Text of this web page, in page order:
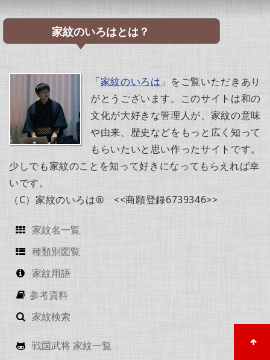
家紋のいろはとは？
「家紋のいろは 」をご覧いただきあり
がとうございます。このサイトは和の
文化が大好きな管理人が、家紋の意味
や由来、歴史などをもっと広く知って
もらいたいと思い作ったサイトです。
少しでも家紋のことを知って好きになってもらえれば幸
いです。
（C）家紋のいろは® <<商願登録6739346>>
家紋名一覧
種類別図覧
家紋用語
参考資料
家紋検索
戦国武将 家紋一覧